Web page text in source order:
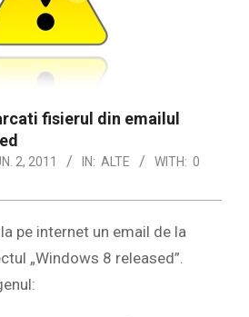
fisierul din emailul
2, 2011 IN: ALTE WITH: 0
pe internet un email de la
„Windows 8 released”.